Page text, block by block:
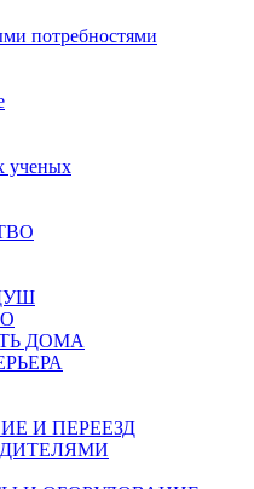
потребностями
ученых
ДОМА
И ПЕРЕЕЗД